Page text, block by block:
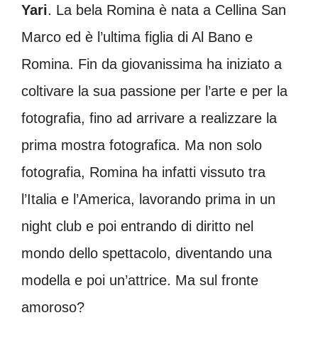
Yari. La bela Romina è nata a Cellina San
Marco ed è l’ultima figlia di Al Bano e
Romina. Fin da giovanissima ha iniziato a
coltivare la sua passione per l’arte e per la
fotografia, fino ad arrivare a realizzare la
prima mostra fotografica. Ma non solo
fotografia, Romina ha infatti vissuto tra
l’Italia e l’America, lavorando prima in un
night club e poi entrando di diritto nel
mondo dello spettacolo, diventando una
modella e poi un’attrice. Ma sul fronte
amoroso?